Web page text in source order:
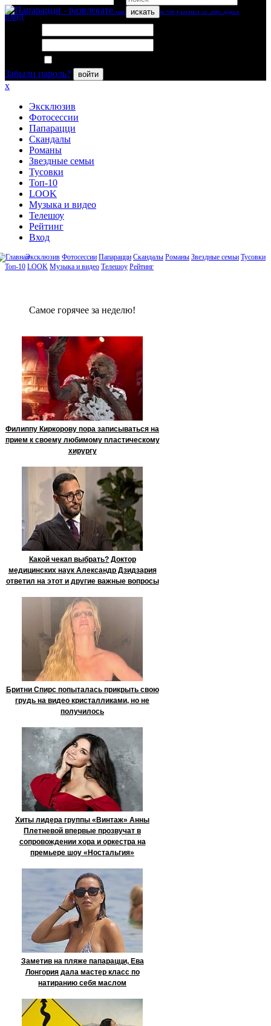
искать
вход
Забыли пароль?
войти
x
Эксклюзив
Фотосессии
Папарацци
Скандалы
Романы
Звездные семьи
Тусовки
Топ-10
LOOK
Музыка и видео
Телешоу
Рейтинг
Вход
Эксклюзив Фотосессии Папарацци Скандалы Романы Звездные семьи Тусовки
Топ-10 LOOK Музыка и видео Телешоу Рейтинг
Сaмое гoрячее за неделю!
Филиппу Киркорову пора записываться на
прием к своему любимому пластическому
хирургу
Какой чекап выбрать? Доктор
медицинских наук Александр Дзидзария
ответил на этот и другие важные вопросы
Бритни Спирс попыталась прикрыть свою
грудь на видео кристалликами, но не
получилось
Хиты лидера группы «Винтаж» Анны
Плетневой впервые прозвучат в
сопровождении хора и оркестра на
премьере шоу «Ностальгия»
Заметив на пляже папарацци, Ева
Лонгория дала мастер класс по
натиранию себя маслом